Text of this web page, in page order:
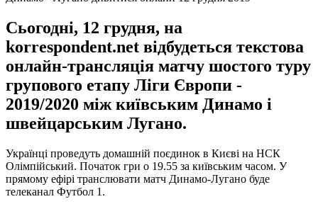
Сьогодні, 12 грудня, на
korrespondent.net відбудеться текстова
онлайн-трансляція матчу шостого туру
групового етапу Ліги Європи -
2019/2020 між київським Динамо і
швейцарським Лугано.
Українці проведуть домашній поєдинок в Києві на НСК
Олімпійський. Початок гри о 19.55 за київським часом. У
прямому ефірі транслювати матч Динамо-Лугано буде
телеканал Футбол 1.